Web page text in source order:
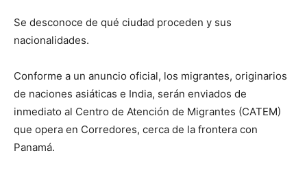
Se desconoce de qué ciudad proceden y sus
nacionalidades.
Conforme a un anuncio oficial, los migrantes, originarios
de naciones asiáticas e India, serán enviados de
inmediato al Centro de Atención de Migrantes (CATEM)
que opera en Corredores, cerca de la frontera con
Panamá.